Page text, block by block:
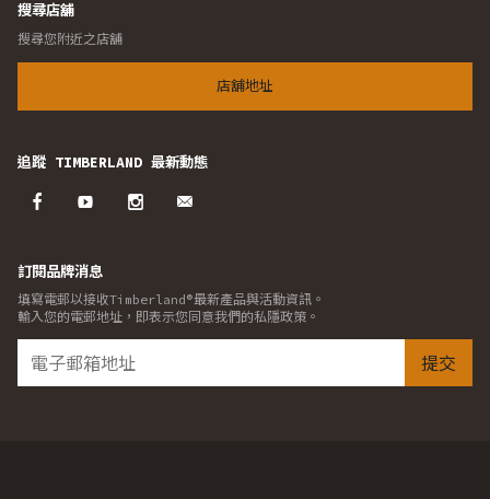
搜尋店舖
搜尋您附近之店舖
店舖地址
追蹤 TIMBERLAND 最新動態
訂閱品牌消息
填寫電郵以接收Timberland®最新產品與活動資訊。
輸入您的電郵地址，即表示您同意我們的私隱政策。
提交